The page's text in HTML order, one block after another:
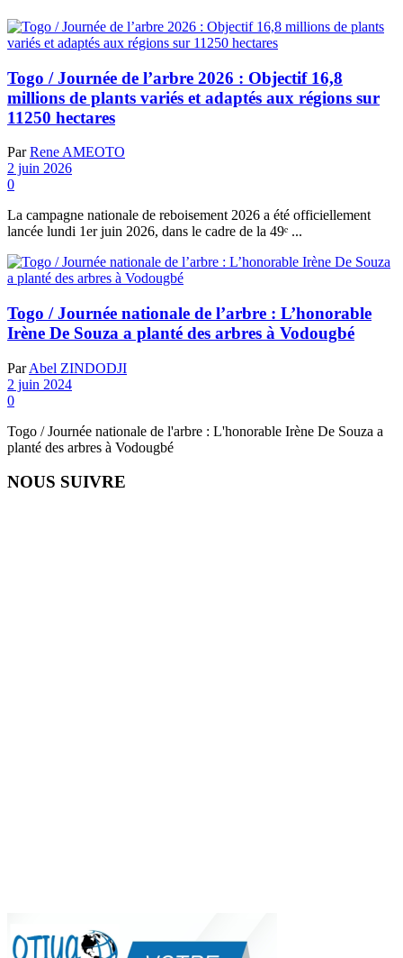
Togo / Journée de l’arbre 2026 : Objectif 16,8
millions de plants variés et adaptés aux régions sur
11250 hectares
Par Rene AMEOTO
2 juin 2026
0
La campagne nationale de reboisement 2026 a été officiellement
lancée lundi 1er juin 2026, dans le cadre de la 49ᵉ ...
Togo / Journée nationale de l’arbre : L’honorable
Irène De Souza a planté des arbres à Vodougbé
Par Abel ZINDODJI
2 juin 2024
0
Togo / Journée nationale de l'arbre : L'honorable Irène De Souza a
planté des arbres à Vodougbé
NOUS SUIVRE